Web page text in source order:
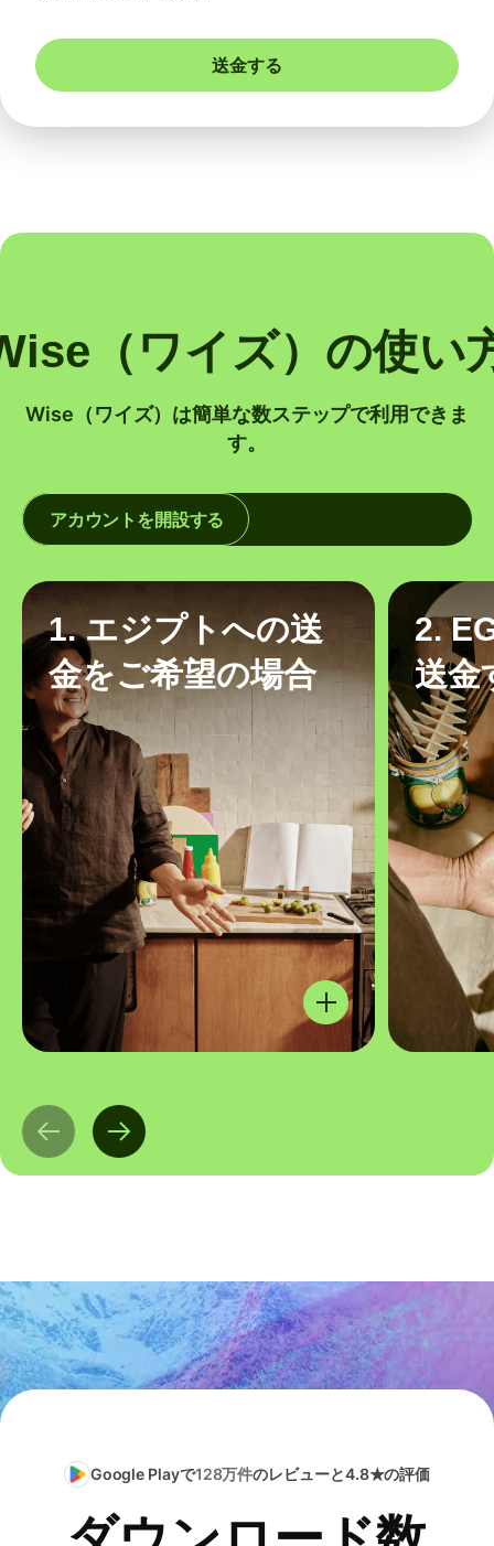
送金する
（ワイズ）の使い
Wise（ワイズ）は簡単な数ステップで利用できま
す。
アカウントを開設する
1. エジプトへの送
金をご希望の場合
2.
送金
Google Playで128万件のレビューと4.8★の評価